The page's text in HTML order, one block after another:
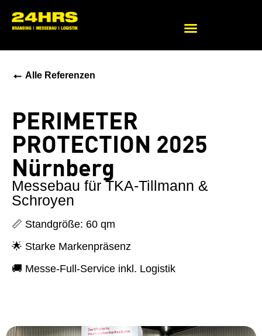
← Alle Referenzen
PERIMETER
PROTECTION 2025
Nürnberg
Messebau für TKA-Tillmann &
Schroyen
📏 Standgröße: 60 qm
🌟 Starke Markenpräsenz
🚚 Messe-Full-Service inkl. Logistik